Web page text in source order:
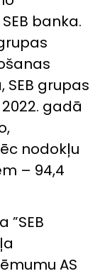
banka.
grupas
gadā
nodokļu
– 94,4
AS